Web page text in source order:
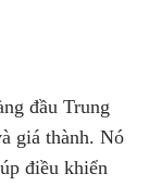
đầu Trung
giá thành. Nó
điều khiển